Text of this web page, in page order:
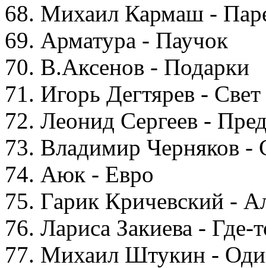
68. Михаил Кармаш -
69. Арматура - Паучок
70. В.Аксенов - Подарки
71. Игорь Дегтярев -
72. Леонид Сергеев -
73. Владимир Черняков -
74. Аюк - Евро
75. Гарик Кричевский -
76. Лариса Закиева - Где-
77. Михаил Штукин -